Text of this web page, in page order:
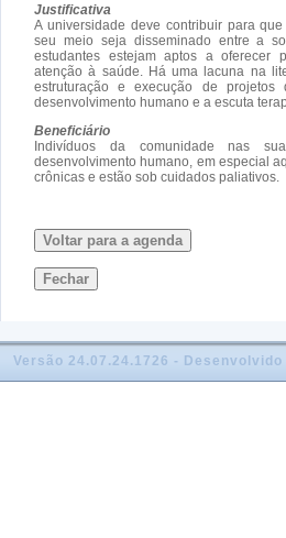
Justificativa
A universidade deve contribuir para
seu meio seja disseminado entre a
estudantes estejam aptos a oferecer
atenção à saúde. Há uma lacuna na
estruturação e execução de
desenvolvimento humano e a escuta
Beneficiário
Indivíduos da comunidade nas
desenvolvimento humano, em especial
crônicas e estão sob cuidados paliativos.
Voltar para a agenda
Fechar
Versão 24.07.24.1726 -